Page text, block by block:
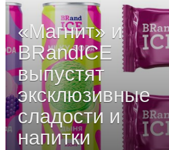
«Магнит» и
BRandICE
выпустят
эксклюзивные
сладости и
напитки